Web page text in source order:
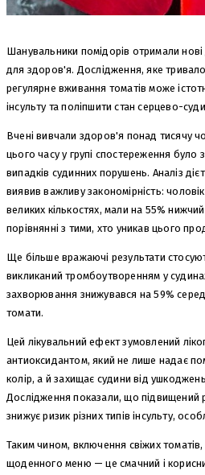
Шанувальники помідорів отримали
для здоров'я. Дослідження, яке
регулярне вживання томатів може
інсульту та поліпшити стан серцево-
Вчені вивчали здоров'я понад тисячу
цього часу у групі спостереження було
випадків судинних порушень. Аналіз
виявив важливу закономірність:
великих кількостях, мали на 55%
порівнянні з тими, хто уникав цього
Ще більше вражаючі результати
викликаний тромбоутворенням у
захворювання знижувався на 59%
томати.
Цей лікувальний ефект зумовлений
антиоксидантом, який не лише надає
колір, а й захищає судини від
Дослідження показали, що підвищений
знижує ризик різних типів інсульту,
Таким чином, включення свіжих
щоденного меню — це смачний і